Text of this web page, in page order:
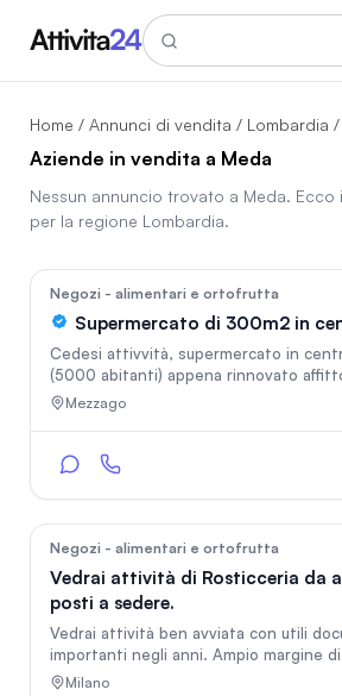
Home / Annunci di vendita / Lombardia /
Aziende in vendita a Meda
Nessun annuncio trovato a Meda. Ecco
per la regione Lombardia.
Negozi - alimentari e ortofrutta
Supermercato di 300m2 in
Cedesi attivvità, supermercato in
(5000 abitanti) appena rinnovato affitto molto basso e
fatturato interessante. è presente solo un altro
supermercato di circa 150m2 sul territorio .
solo mattina) si cede con tutte le attrezzature incluse
Mezzago
Negozi - alimentari e ortofrutta
Vedrai attività di Rosticceria da
posti a sedere.
Vedrai attività ben avviata con utili
importanti negli anni. Ampio margine
Milano